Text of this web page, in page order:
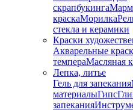
скрапбукинга
краскаМорилка
стекла и керамики
Краски
Акварельные
темпераМасляная
Лепка, литье
Гель для запекания
материалыГипс
запекания